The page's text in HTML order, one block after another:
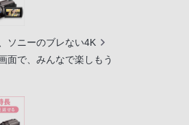
ソニーのブレない4K
面で、みんなで楽しもう